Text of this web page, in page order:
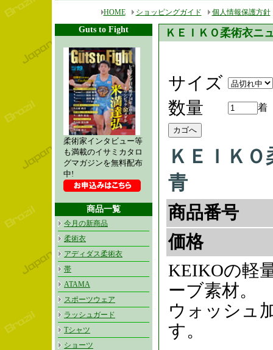
HOME ショッピングガイド 個人情報保護方針
Guts to Fight
柔術家インタビュー等
も満載のイサミカタロ
グマガジンを無料配布
中!
商品一覧
今月の新商品
柔術衣
アディダス柔術衣
帯
ATAMA
スポーツウェア
ラッシュガード
Tシャツ
ショーツ
ＫＥＩＫＯ柔術衣
サイズ
数量
着
ＫＥＩＫ
青
商品番号
価格
KEIKOの軽
ーブ素材。
ウォッシュ
す。